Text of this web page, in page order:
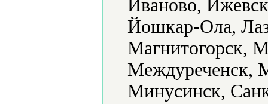
Иваново,
Йошкар-Ола,
Магнитогорск,
Междуреченск,
Минусинск,